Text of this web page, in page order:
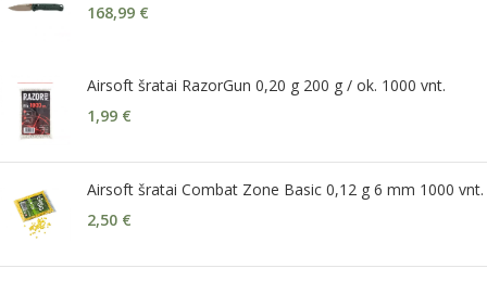
168,99 €
Airsoft šratai RazorGun 0,20 g 200 g / ok. 1000 vnt.
1,99 €
Airsoft šratai Combat Zone Basic 0,12 g 6 mm 1000 vnt.
2,50 €